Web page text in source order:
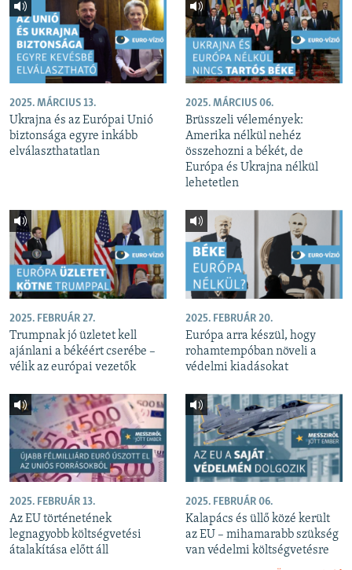
2025. MÁRCIUS 13.
Ukrajna és az Európai Unió
biztonsága egyre inkább
elválaszthatatlan
2025. MÁRCIUS 06.
Brüsszeli vélemények:
Amerika nélkül nehéz
összehozni a békét, de
Európa és Ukrajna nélkül
lehetetlen
2025. FEBRUÁR 27.
Trumpnak jó üzletet kell
ajánlani a békéért cserébe –
vélik az európai vezetők
2025. FEBRUÁR 20.
Európa arra készül, hogy
rohamtempóban növeli a
védelmi kiadásokat
2025. FEBRUÁR 13.
Az EU történetének
legnagyobb költségvetési
átalakítása előtt áll
2025. FEBRUÁR 06.
Kalapács és üllő közé került
az EU – mihamarabb szükség
van védelmi költségvetésre